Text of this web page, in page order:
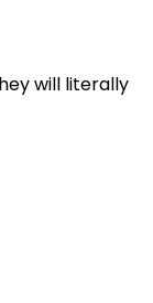
will literally